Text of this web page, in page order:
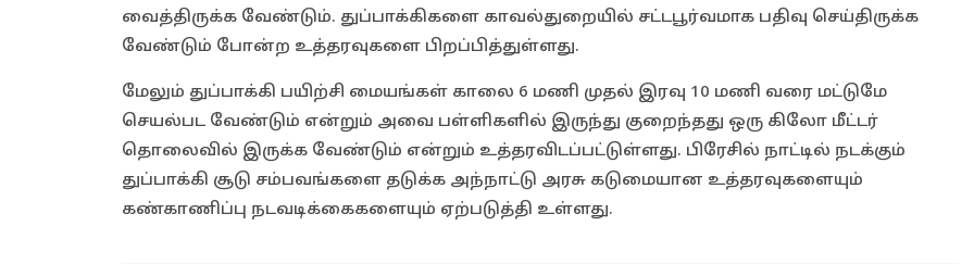
வைத்திருக்க வேண்டும். துப்பாக்கிகளை காவல்துறையில் சட்டபூர்வமாக பதிவு செய்திருக்க
வேண்டும் போன்ற உத்தரவுகளை பிறப்பித்துள்ளது.
மேலும் துப்பாக்கி பயிற்சி மையங்கள் காலை 6 மணி முதல் இரவு 10 மணி வரை மட்டுமே
செயல்பட வேண்டும் என்றும் அவை பள்ளிகளில் இருந்து குறைந்தது ஒரு கிலோ மீட்டர்
தொலைவில் இருக்க வேண்டும் என்றும் உத்தரவிடப்பட்டுள்ளது. பிரேசில் நாட்டில் நடக்கும்
துப்பாக்கி சூடு சம்பவங்களை தடுக்க அந்நாட்டு அரசு கடுமையான உத்தரவுகளையும்
கண்காணிப்பு நடவடிக்கைகளையும் ஏற்படுத்தி உள்ளது.